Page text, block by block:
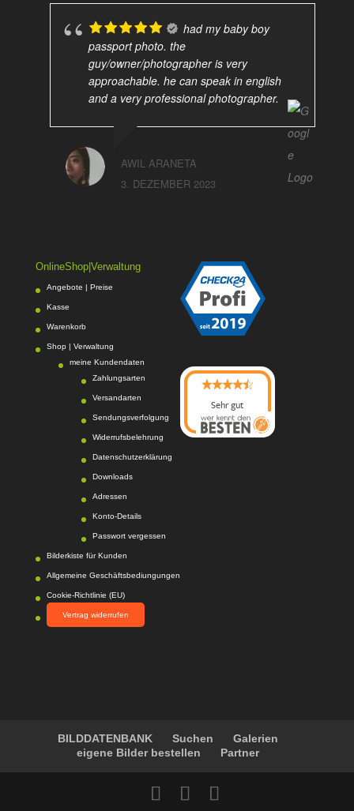
had my baby boy
passport photo. the
guy/owner/photographer is very
approachable. he can speak in english
and a very professional photographer.
AWIL ARANETA
3. DEZEMBER 2023
OnlineShop|Verwaltung
Angebote | Preise
Kasse
Warenkorb
Shop | Verwaltung
meine Kundendaten
Zahlungsarten
Versandarten
Sendungsverfolgung
Widerrufsbelehrung
Datenschutzerklärung
Downloads
Adressen
Konto-Details
Passwort vergessen
Bilderkiste für Kunden
Allgemeine Geschäftsbediungungen
Cookie-Richtlinie (EU)
Vertrag widerrufen
Sehr gut
08/2026
Photo-Proßwitzhat
BILDDATENBANK Suchen
Galerien
eigene Bilder bestellen
Partner